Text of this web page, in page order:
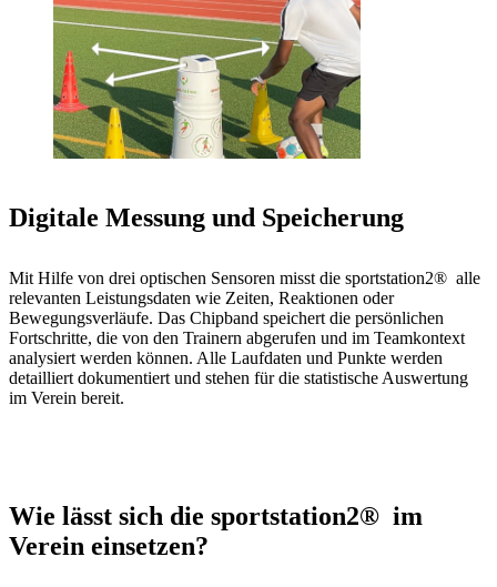
Digitale Messung und Speicherung
Mit Hilfe von drei optischen Sensoren misst die sportstation2® alle
relevanten Leistungsdaten wie Zeiten, Reaktionen oder
Bewegungsverläufe. Das Chipband speichert die persönlichen
Fortschritte, die von den Trainern abgerufen und im Teamkontext
analysiert werden können. Alle Laufdaten und Punkte werden
detailliert dokumentiert und stehen für die statistische Auswertung
im Verein bereit.
Wie lässt sich die sportstation2® im
Verein einsetzen?